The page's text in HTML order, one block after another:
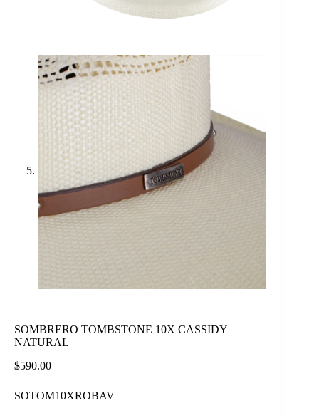
SOMBRERO TOMBSTONE 10X CASSIDY
NATURAL
$590.00
SOTOM10XROBAV